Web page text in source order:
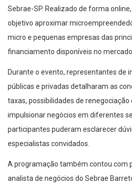
Sebrae-SP. Realizado de forma
objetivo aproximar
micro e pequenas empresas das
financiamento disponíveis no
Durante o evento, representantes de
públicas e privadas detalharam as
taxas, possibilidades de
impulsionar negócios em diferentes
participantes puderam esclarecer
especialistas convidados.
A programação também contou com
analista de negócios do Sebrae